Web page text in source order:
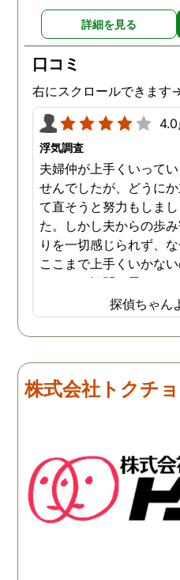
詳細を見る
口コミ
右にスクロールできます
4.0
浮気調査
夫婦仲が上手くいってい
せんでしたが、どうに
て直そうと努力もしまし
た。しかし夫からの歩
りを一切感じられず、
ここまで上手くいかな
だろうと疑問に思ってい
した。ある時友人に夫
がいるのではと言われ
ろいろ腑に落ちた部分
不倫調査を依頼すると、
はり夫は不倫をしており
の会社の同期の人で、
結婚する前からの知り
のようです。ひょっと
ら夫は元々その女性の
が好きだったのかもしれ
探偵ちゃん
株式会社トクチ